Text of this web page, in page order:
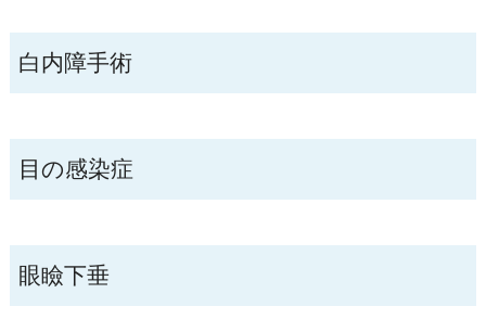
白内障手術
目の感染症
眼瞼下垂